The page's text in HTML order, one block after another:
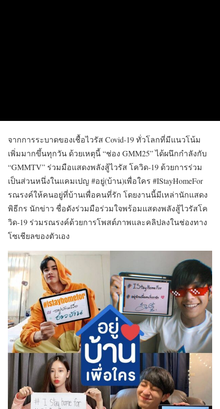
จากการระบาดของเชื้อไวรัส Covid-19 ทั่วโลกที่มีแนวโน้ม
เพิ่มมากขึ้นทุกวัน ด้วยเหตุนี้ “ช่อง GMM25” ได้ผนึกกำลังกับ
“GMMTV” ร่วมมือแสดงพลังสู้ไวรัส โควิด-19 ด้วยการร่วม
เป็นส่วนหนึ่งในแคมเปญ #อยู่(บ้าน)เพื่อใคร #IStayHomeFor
รณรงค์ให้คนอยู่ที่บ้านเพื่อคนที่รัก โดยงานนี้มีเหล่านักแสดง
พิธีกร นักข่าว ชื่อดังร่วมมือร่วมใจพร้อมแสดงพลังสู้ไวรัสโค
วิด-19 ร่วมรณรงค์ด้วยการโพสต์ภาพและคลิปลงในช่องทาง
โซเชียลของตัวเอง